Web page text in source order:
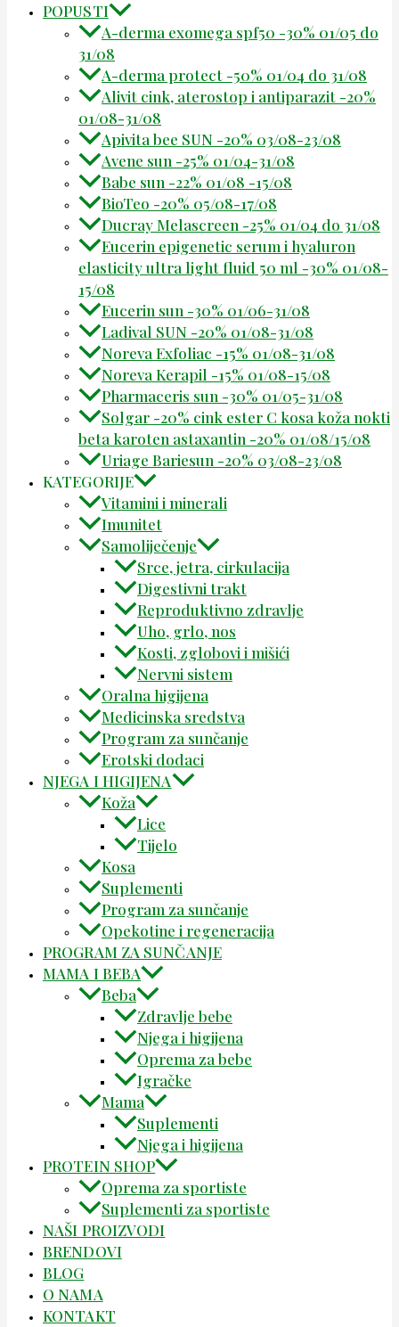
POPUSTI
A-derma exomega spf50 -30% 01/05 do
31/08
A-derma protect -50% 01/04 do 31/08
Alivit cink, aterostop i antiparazit -20%
01/08-31/08
Apivita bee SUN -20% 03/08-23/08
Avene sun -25% 01/04-31/08
Babe sun -22% 01/08 -15/08
BioTeo -20% 05/08-17/08
Ducray Melascreen -25% 01/04 do 31/08
Eucerin epigenetic serum i hyaluron
elasticity ultra light fluid 50 ml -30% 01/08-
15/08
Eucerin sun -30% 01/06-31/08
Ladival SUN -20% 01/08-31/08
Noreva Exfoliac -15% 01/08-31/08
Noreva Kerapil -15% 01/08-15/08
Pharmaceris sun -30% 01/05-31/08
Solgar -20% cink ester C kosa koža nokti
beta karoten astaxantin -20% 01/08/15/08
Uriage Bariesun -20% 03/08-23/08
KATEGORIJE
Vitamini i minerali
Imunitet
Samoliječenje
Srce, jetra, cirkulacija
Digestivni trakt
Reproduktivno zdravlje
Uho, grlo, nos
Kosti, zglobovi i mišići
Nervni sistem
Oralna higijena
Medicinska sredstva
Program za sunčanje
Erotski dodaci
NJEGA I HIGIJENA
Koža
Lice
Tijelo
Kosa
Suplementi
Program za sunčanje
Opekotine i regeneracija
PROGRAM ZA SUNČANJE
MAMA I BEBA
Beba
Zdravlje bebe
Njega i higijena
Oprema za bebe
Igračke
Mama
Suplementi
Njega i higijena
PROTEIN SHOP
Oprema za sportiste
Suplementi za sportiste
NAŠI PROIZVODI
BRENDOVI
BLOG
O NAMA
KONTAKT